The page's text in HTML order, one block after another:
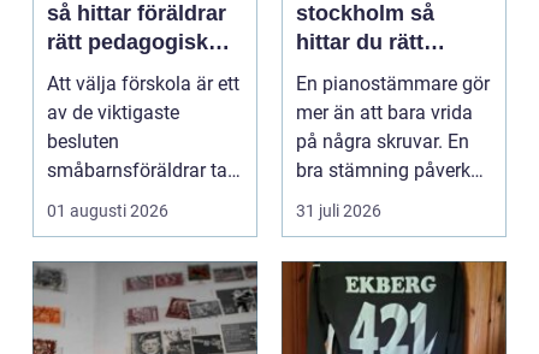
så hittar föräldrar
rätt pedagogisk
trygghet
Att välja förskola är ett
av de viktigaste
besluten
småbarnsföräldrar tar.
Omsorg, trygghet,
01 augusti 2026
stockholm så
hittar du rätt
expert för ditt
piano
En pianostämmare gör
mer än att bara vrida
på några skruvar. En
bra stämning påverkar
hur pianot låt...
31 juli 2026